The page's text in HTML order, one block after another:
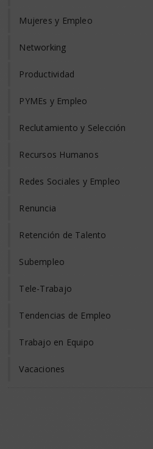
Mujeres y Empleo
Networking
Productividad
PYMEs y Empleo
Reclutamiento y Selección
Recursos Humanos
Redes Sociales y Empleo
Renuncia
Retención de Talento
Subempleo
Tele-Trabajo
Tendencias de Empleo
Trabajo en Equipo
Vacaciones